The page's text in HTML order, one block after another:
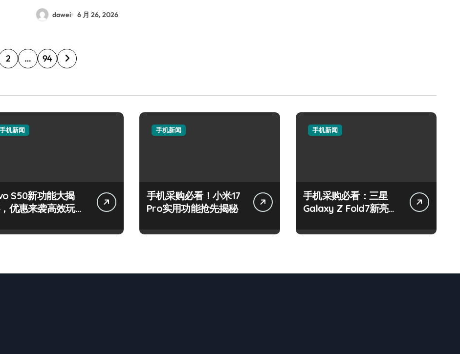
dawei 6 月 26, 2026
2 … 94
手机新闻
S50新功能大揭
优惠来袭高效玩机
手机新闻
手机采购必看！小米17
Pro实用功能抢先揭秘
手机新闻
手机采购必看：三星
Galaxy Z Fold7新亮
秘！